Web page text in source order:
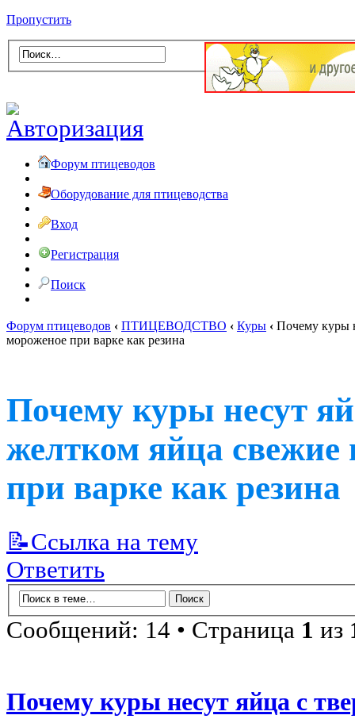
Пропустить
Форум птицеводов
Оборудование для птицеводства
Вход
Регистрация
Поиск
Форум птицеводов ‹ ПТИЦЕВОДСТВО ‹ Куры ‹ Почему куры
мороженое при варке как резина
Почему куры несут
желтком яйца свежие
при варке как резина
📝Ссылка на тему
Ответить
Сообщений: 14 • Страница 1 из
Почему куры несут яйца с